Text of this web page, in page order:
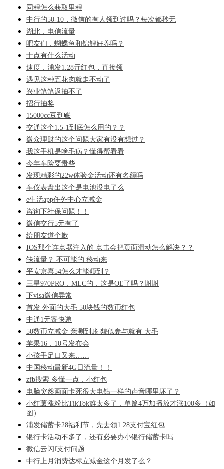
同程怎么获取里程
中行的50-10，微信的有人领到过吗？每次都秒无
湖北，电信流量
吧友们，蝴蝶鱼和锦鲤好养吗？
十点有什么活动
速度，浦发1.28亓红包，直接领
遇见这种五花肉就走不动了
兴业笔笔返抽不了
招行抽奖
15000cc豆到账
交通这个1.5-1到底怎么用的？？
微众理财的这个问题大家有没有想过？
我这手机是啥毛病？懂得帮看看
今年车险要贵些
发现精彩的22w体验金活动还有名额吗
车仪表盘出这个是电池没电了么
e生活app任务中心立减金
咨询下社保问题！！
微信交行5元有了
给朋友道个歉
IOS那个连点器注入的 点击会把页面滑动怎么解决？？
缺流量？ 不可能的 移动来
平安京喜54怎么才能领到？
三星970PRO，MLC的，这是OE了吗？谢谢
下visa微信异常
首发 外面的大毛 50块钱的数币红包
中通1元寄快递
50数币立减金 亲测到账 貌似参与就有 大毛
苹果16，10号发布会
小孩手足口又来……
中国移动最新4G日流量！！
zfb搜索 多懂一点，小红包
电脑突然画面卡死很大电钻一样的声音哪里坏了？
小红薯涨粉比TikTok难太多了，单篇4万加播放才涨100多（如
图）
浦发储蓄卡28福利节，先去领1.28支付宝红包
银行卡活动不多了，还有必要办小银行储蓄卡吗
微信云闪f支付问题
中行上月消费达标立减金这个月发了么？